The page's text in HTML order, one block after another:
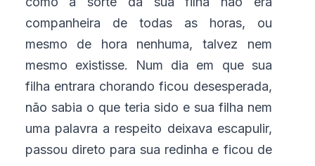
companheira de todas as horas, ou
mesmo de hora nenhuma, talvez nem
mesmo existisse. Num dia em que sua
filha entrara chorando ficou desesperada,
não sabia o que teria sido e sua filha nem
uma palavra a respeito deixava escapulir,
passou direto para sua redinha e ficou de